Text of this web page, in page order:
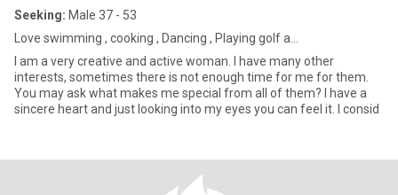
Seeking: Male 37 - 53
Love swimming , cooking , Dancing , Playing golf a...
I am a very creative and active woman. I have many other
interests, sometimes there is not enough time for me for them.
You may ask what makes me special from all of them? I have a
sincere heart and just looking into my eyes you can feel it. I consid